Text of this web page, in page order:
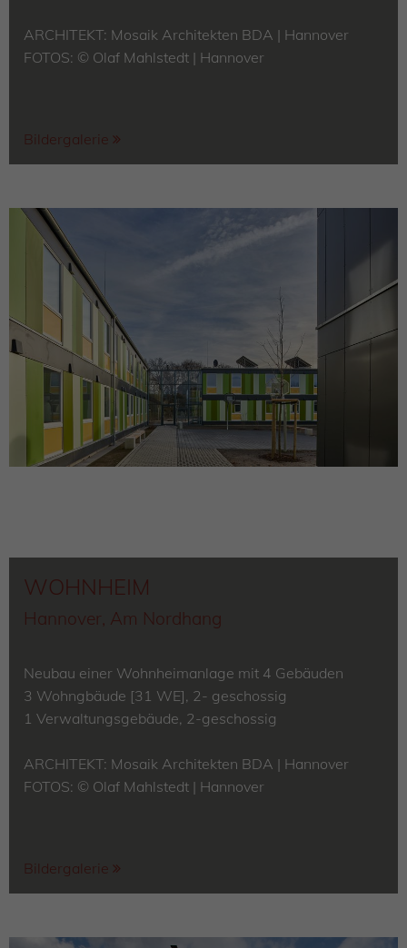
ARCHITEKT: Mosaik Architekten BDA | Hannover
FOTOS: © Olaf Mahlstedt | Hannover
Bildergalerie
WOHNHEIM
Hannover, Am Nordhang
Neubau einer Wohnheimanlage mit 4 Gebäuden
3 Wohngbäude [31 WE], 2- geschossig
1 Verwaltungsgebäude, 2-geschossig
ARCHITEKT: Mosaik Architekten BDA | Hannover
FOTOS: © Olaf Mahlstedt | Hannover
Bildergalerie